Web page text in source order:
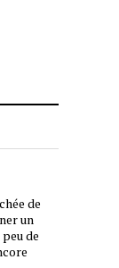
de
un
de